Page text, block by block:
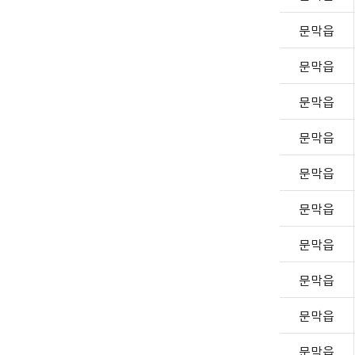
문막읍
문막읍
문막읍
문막읍
문막읍
문막읍
문막읍
문막읍
문막읍
문막읍